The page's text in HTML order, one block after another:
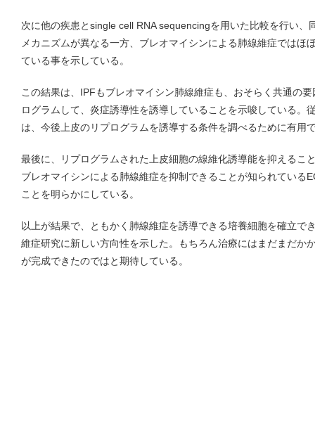
次に他の疾患とsingle cell RNA sequencingを用いた比較を行い、
メカニズムが異なる一方、ブレオマイシンによる肺線維症ではほ
ている事を示している。
この結果は、IPFもブレオマイシン肺線維症も、おそらく共通の
ログラムして、炎症誘導性を誘導していることを示唆している。
は、今後上皮のリプログラムを誘導する条件を調べるために有用
最後に、リプログラムされた上皮細胞の線維化誘導能を抑えるこ
ブレオマイシンによる肺線維症を抑制できることが知られている
ことを明らかにしている。
以上が結果で、ともかく肺線維症を誘導できる培養細胞を確立で
維症研究に新しい方向性を示した。もちろん治療にはまだまだか
が完成できたのではと期待している。